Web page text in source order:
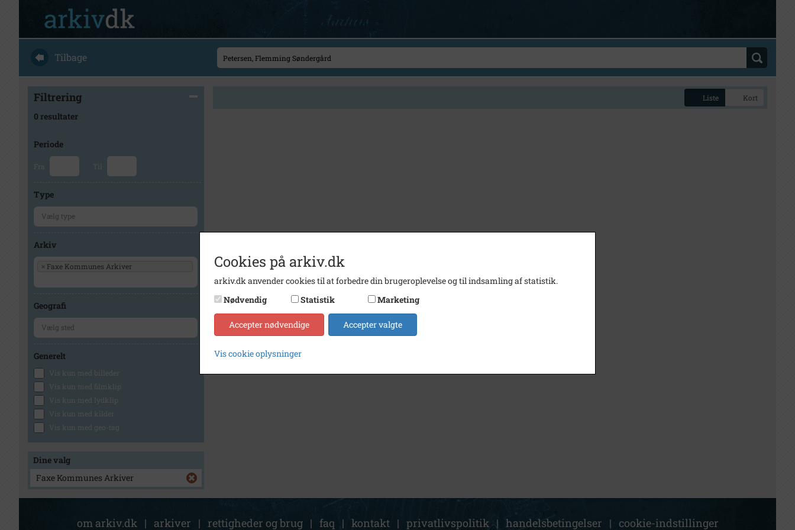
Tilbage
Filtrering
0 resultater
Periode
Fra Til
Type
Arkiv
× Faxe Kommunes Arkiver
Geografi
Generelt
Vis kun med billeder
Vis kun med filmklip
Vis kun med lydklip
Vis kun med kilder
Vis kun med geo-tag
Dine valg
Faxe Kommunes Arkiver
Liste Kort
om arkiv.dk | arkiver | rettigheder og brug | faq | kontakt | privatlivspolitik | handelsbetingelser | cookie-indstillinger
Cookies på arkiv.dk
arkiv.dk anvender cookies til at forbedre din brugeroplevelse og til indsamling af statistik.
Nødvendig
Statistik Marketing
Accepter nødvendige Accepter valgte
Vis cookie oplysninger